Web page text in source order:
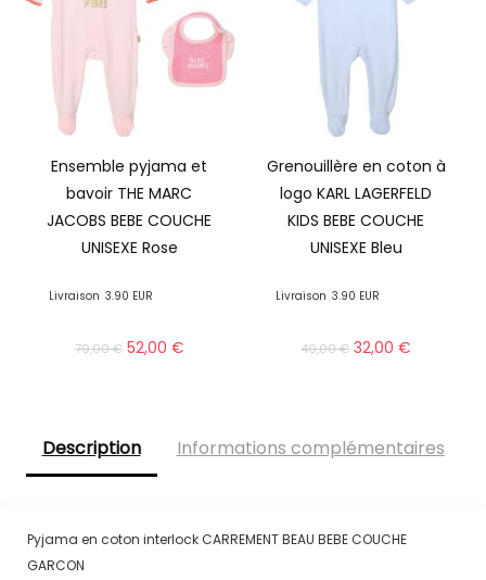
Ensemble pyjama et
bavoir THE MARC
JACOBS BEBE COUCHE
UNISEXE Rose
Livraison 3.90 EUR
79,00€ 52,00 €
Grenouillère en coton à
logo KARL LAGERFELD
KIDS BEBE COUCHE
UNISEXE Bleu
Livraison 3.90 EUR
49,00€ 32,00€
Description Informations complémentaires
Pyjama en coton interlock CARREMENT BEAU BEBE COUCHE
GARCON